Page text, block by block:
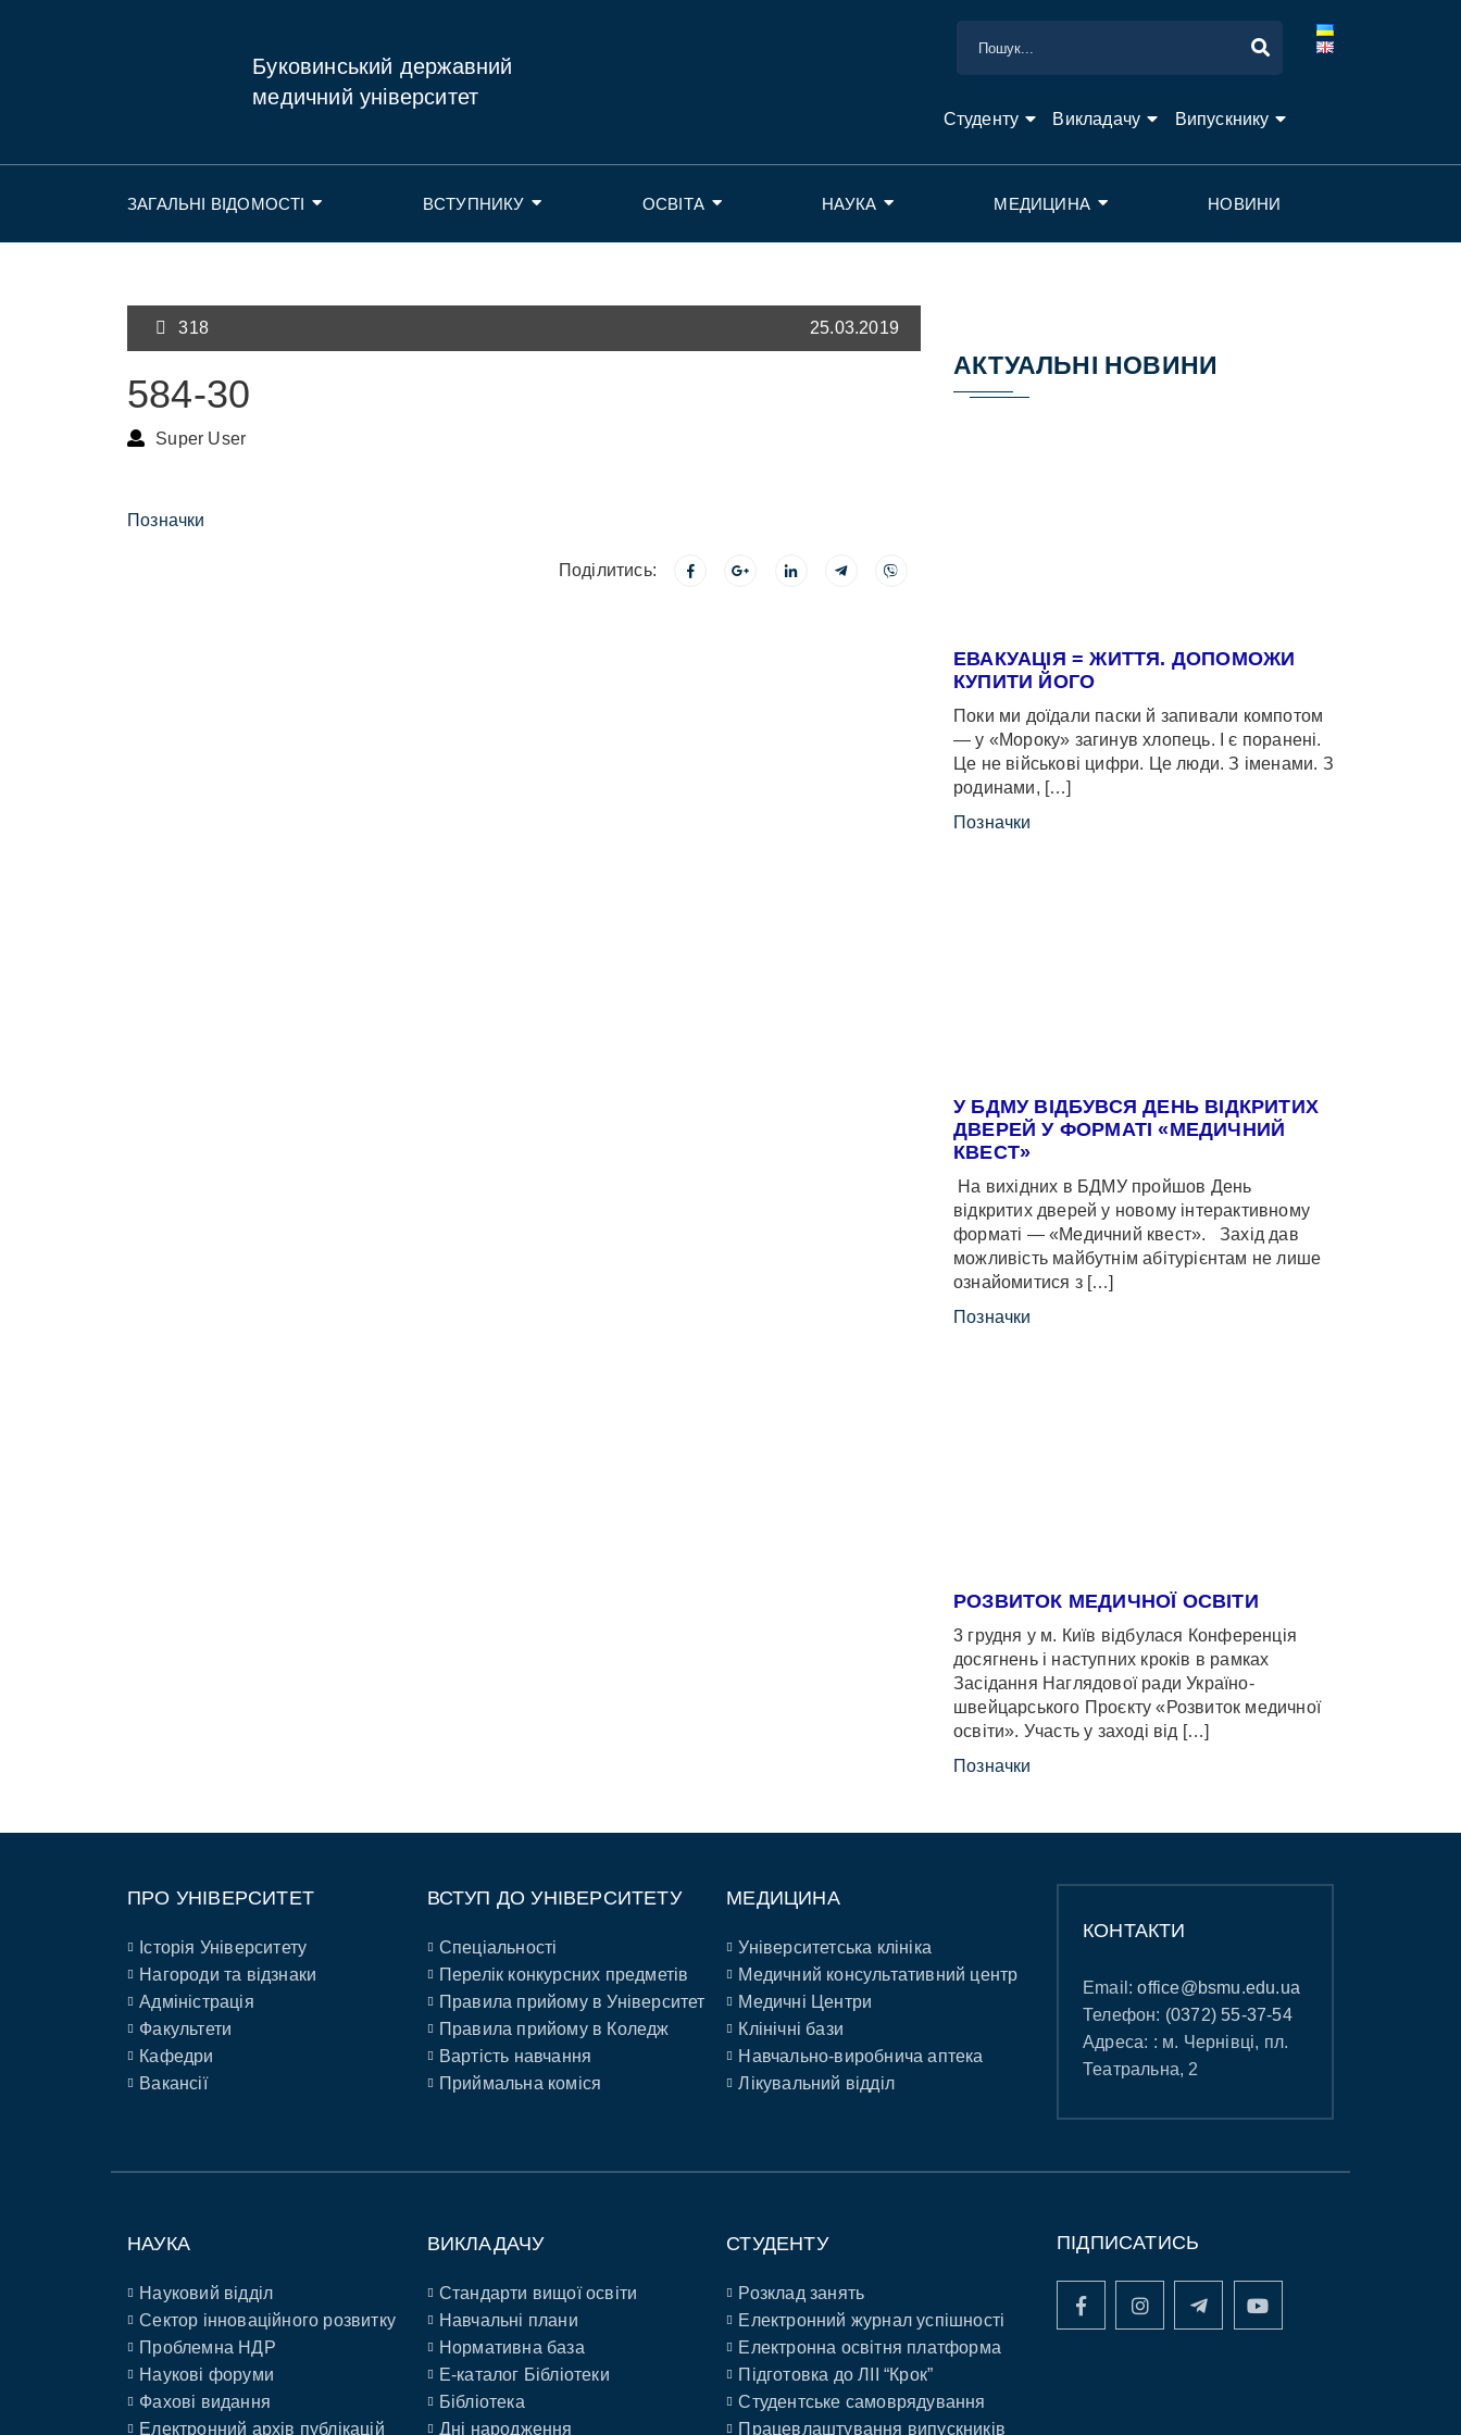
Буковинський державний
медичний університет
Студенту Викладачу Випускнику
ЗАГАЛЬНІ ВІДОМОСТІ ВСТУПНИКУ ОСВІТА НАУКА МЕДИЦИНА НОВИНИ
318 25.03.2019
584-30
Super User
Позначки
Поділитись:
АКТУАЛЬНІ НОВИНИ
ЕВАКУАЦІЯ = ЖИТТЯ. ДОПОМОЖИ
КУПИТИ ЙОГО
Поки ми доїдали паски й запивали компотом
— у «Мороку» загинув хлопець. І є поранені.
Це не військові цифри. Це люди. З іменами. З
родинами, […]
Позначки
У БДМУ ВІДБУВСЯ ДЕНЬ ВІДКРИТИХ
ДВЕРЕЙ У ФОРМАТІ «МЕДИЧНИЙ
КВЕСТ»
На вихідних в БДМУ пройшов День
відкритих дверей у новому інтерактивному
форматі — «Медичний квест». Захід дав
можливість майбутнім абітурієнтам не лише
ознайомитися з […]
Позначки
РОЗВИТОК МЕДИЧНОЇ ОСВІТИ
3 грудня у м. Київ відбулася Конференція
досягнень і наступних кроків в рамках
Засідання Наглядової ради Україно-
швейцарського Проєкту «Розвиток медичної
освіти». Участь у заході від […]
Позначки
ПРО УНІВЕРСИТЕТ
Історія Університету
Нагороди та відзнаки
Адміністрація
Факультети
Кафедри
Вакансії
ВСТУП ДО УНІВЕРСИТЕТУ
Спеціальності
Перелік конкурсних предметів
Правила прийому в Університет
Правила прийому в Коледж
Вартість навчання
Приймальна коміся
МЕДИЦИНА
Університетська клініка
Медичний консультативний центр
Медичні Центри
Клінічні бази
Навчально-виробнича аптека
Лікувальний відділ
КОНТАКТИ
Email:office@bsmu.edu.ua
Телефон: (0372) 55-37-54
Адреса: : м. Чернівці, пл.
Театральна, 2
НАУКА
Науковий відділ
Сектор інноваційного розвитку
Проблемна НДР
Наукові форуми
Фахові видання
Електронний архів публікацій
ВИКЛАДАЧУ
Стандарти вищої освіти
Навчальні плани
Нормативна база
E-каталог Бібліотеки
Бібліотека
Дні народження
СТУДЕНТУ
Розклад занять
Електронний журнал успішності
Електронна освітня платформа
Підготовка до ЛІІ “Крок”
Студентське самоврядування
Працевлаштування випускників
ПІДПИСАТИСЬ